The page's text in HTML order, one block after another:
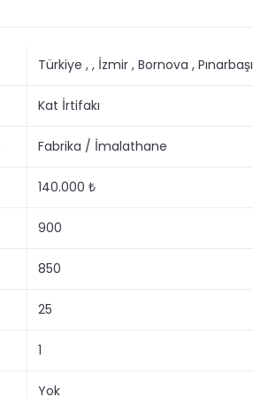
üzere toplam 855 m² kullanım alanı
vinç
rahat giriş çıkış yapabileceği alan
Türkiye , , İzmir , Bornova , Pınarbaşı
Kat İrtifakı
Fabrika / İmalathane
140.000 ₺
900
850
25
1
Yok